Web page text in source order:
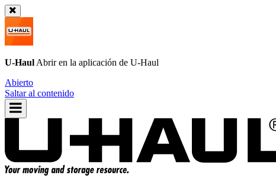
U-Haul Abrir en la aplicación de U-Haul
Abierto
Saltar al contenido